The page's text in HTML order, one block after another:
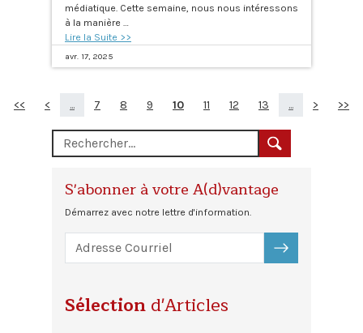
médiatique. Cette semaine, nous nous intéressons
à la manière …
Lire la Suite >>
avr. 17, 2025
<< < ... 7 8 9 10 11 12 13 ... > >>
S'abonner à votre A(d)vantage
Démarrez avec notre lettre d'information.
S'ABONNER
Sélection d'Articles